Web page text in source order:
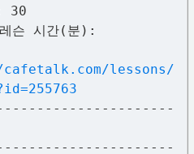
30
슨 시간(분):
lessons/